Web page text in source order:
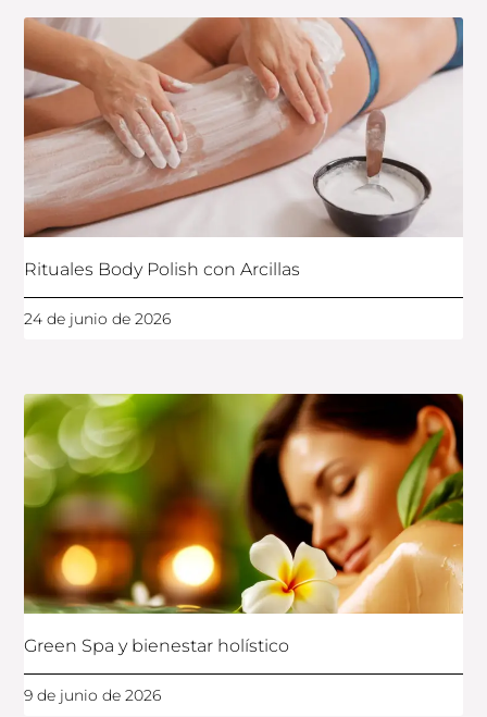
Rituales Body Polish con Arcillas
24 de junio de 2026
Green Spa y bienestar holístico
9 de junio de 2026